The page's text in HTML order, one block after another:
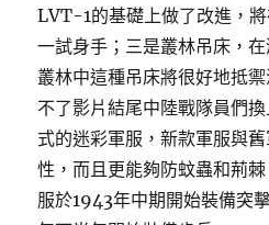
LVT-1的基礎上做了改進，
一試身手；三是叢林吊床，
叢林中這種吊床將很好地抵
不了影片結尾中陸戰隊員們
式的迷彩軍服，新款軍服與
性，而且更能夠防蚊蟲和荊
服於1943年中期開始裝備突